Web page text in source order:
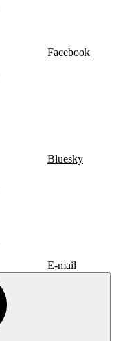
Facebook
Bluesky
E-mail